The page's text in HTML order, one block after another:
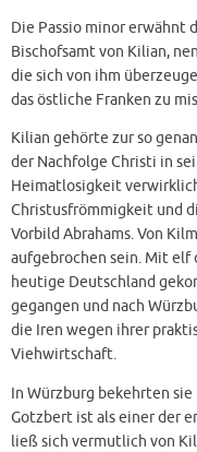
Die Passio minor erwähnt
Bischofsamt von Kilian,
die sich von ihm
das östliche Franken zu
Kilian gehörte zur so
der Nachfolge Christi in
Heimatlosigkeit
Christusfrömmigkeit und
Vorbild Abrahams. Von
aufgebrochen sein. Mit elf
heutige Deutschland
gegangen und nach
die Iren wegen ihrer
Viehwirtschaft.
In Würzburg bekehrten
Gotzbert ist als einer der
ließ sich vermutlich von